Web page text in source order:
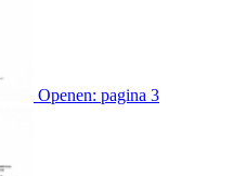
Openen: pagina 3